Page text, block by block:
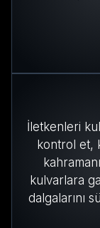
İletkenleri
kontrol et,
kulvarlara
dalgalarını